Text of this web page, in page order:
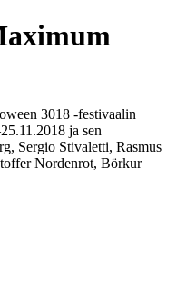
3018 -festivaalin
ja sen
Sergio Stivaletti, Rasmus
Nordenrot, Börkur